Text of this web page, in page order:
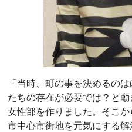
「当時、町の事を決めるの
たちの存在が必要では？と
女性部を作りました。そこ
市中心市街地を元気にする解